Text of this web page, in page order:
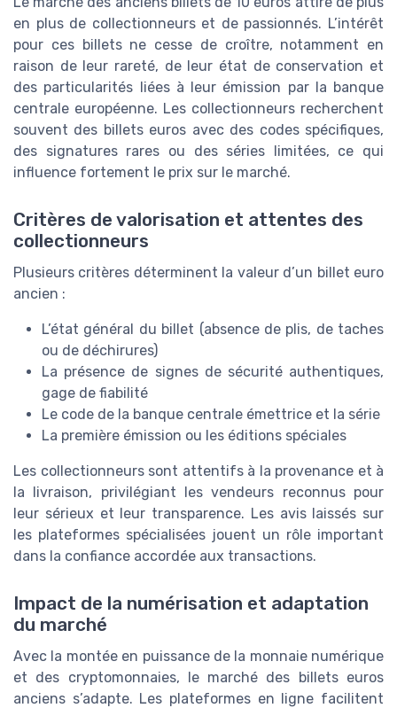
en plus de collectionneurs et de passionnés. L’intérêt
pour ces billets ne cesse de croître, notamment en
raison de leur rareté, de leur état de conservation et
des particularités liées à leur émission par la banque
centrale européenne. Les collectionneurs recherchent
souvent des billets euros avec des codes spécifiques,
des signatures rares ou des séries limitées, ce qui
influence fortement le prix sur le marché.
Critères de valorisation et attentes des
collectionneurs
Plusieurs critères déterminent la valeur d’un billet euro
ancien :
L’état général du billet (absence de plis, de taches
ou de déchirures)
La présence de signes de sécurité authentiques,
gage de fiabilité
Le code de la banque centrale émettrice et la série
La première émission ou les éditions spéciales
Les collectionneurs sont attentifs à la provenance et à
la livraison, privilégiant les vendeurs reconnus pour
leur sérieux et leur transparence. Les avis laissés sur
les plateformes spécialisées jouent un rôle important
dans la confiance accordée aux transactions.
Impact de la numérisation et adaptation
du marché
Avec la montée en puissance de la monnaie numérique
et des cryptomonnaies, le marché des billets euros
anciens s’adapte. Les plateformes en ligne facilitent